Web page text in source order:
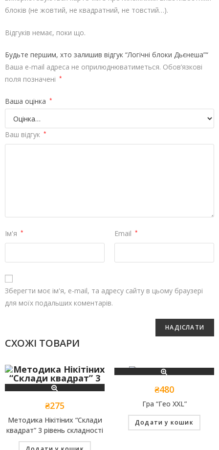
блоків (не жовтий, не квадратний, не товстий…).
Відгуків немає, поки що.
Будьте першим, хто залишив відгук “Логічні блоки Дьєнеша”“
Ваша e-mail адреса не оприлюднюватиметься. Обов’язкові
поля позначені *
Ваша оцінка *
Ваш відгук *
Ім'я * Email *
Зберегти моє ім'я, e-mail, та адресу сайту в цьому браузері
для моїх подальших коментарів.
СХОЖІ ТОВАРИ
₴275
Методика Нікітіних “Склади
квадрат” 3 рівень складності
₴480
Гра “Гео XXL”
Додати у кошик